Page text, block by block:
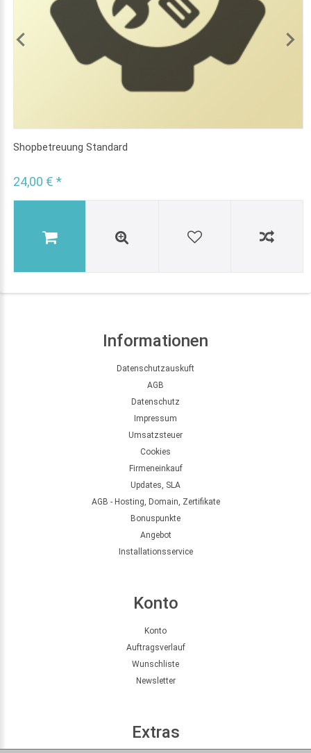
Shopbetreuung Standard
24,00 € *
Informationen
Datenschutzauskuft
AGB
Datenschutz
Impressum
Umsatzsteuer
Cookies
Firmeneinkauf
Updates, SLA
AGB - Hosting, Domain, Zertifikate
Bonuspunkte
Angebot
Installationsservice
Konto
Konto
Auftragsverlauf
Wunschliste
Newsletter
Extras